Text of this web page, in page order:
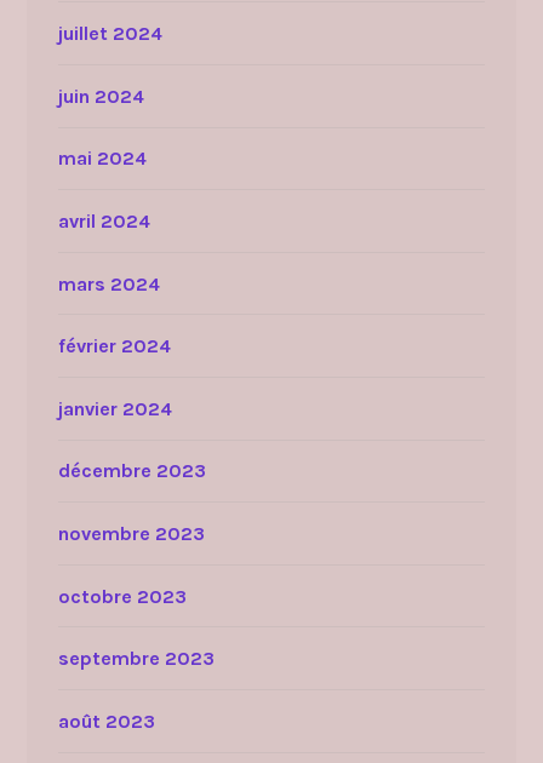
juillet 2024
juin 2024
mai 2024
avril 2024
mars 2024
février 2024
janvier 2024
décembre 2023
novembre 2023
octobre 2023
septembre 2023
août 2023